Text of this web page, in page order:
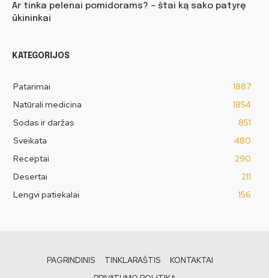
Ar tinka pelenai pomidorams? – štai ką sako patyrę
ūkininkai
KATEGORIJOS
Patarimai
1887
Natūrali medicina
1854
Sodas ir daržas
851
Sveikata
480
Receptai
290
Desertai
211
Lengvi patiekalai
156
PAGRINDINIS TINKLARAŠTIS
KONTAKTAI